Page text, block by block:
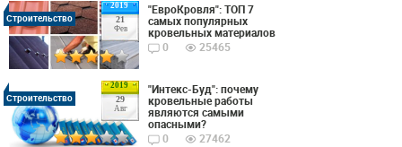
2019
21
Фев
Строительство
"ЕвроКровля": ТОП 7
самых популярных
кровельных материалов
0
25465
2019
29
Авг
Строительство
"Интекс-Буд": почему
кровельные работы
являются самыми
опасными?
0
27462